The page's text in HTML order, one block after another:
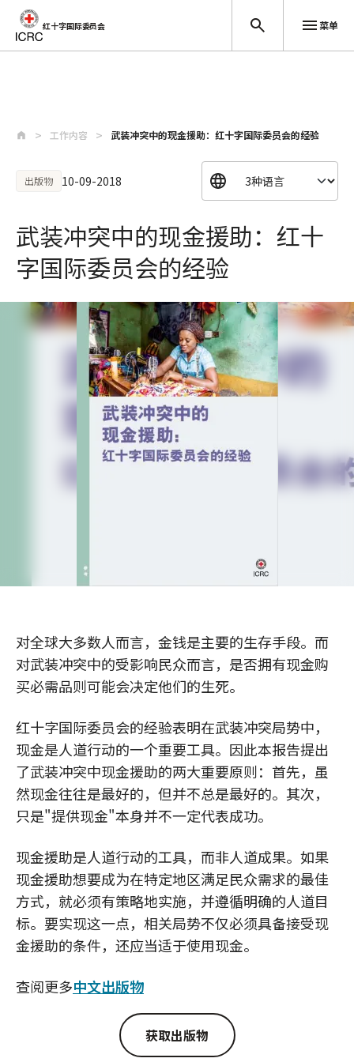
红十字国际委员会 菜单
工作内容 武装冲突中的现金援助：红十字国际委员会的经验
出版物 10-09-2018
武装冲突中的现金援助：红十
字国际委员会的经验
对全球大多数人而言，金钱是主要的生存手段。而
对武装冲突中的受影响民众而言，是否拥有现金购
买必需品则可能会决定他们的生死。
红十字国际委员会的经验表明在武装冲突局势中，
现金是人道行动的一个重要工具。因此本报告提出
了武装冲突中现金援助的两大重要原则：首先，虽
然现金往往是最好的，但并不总是最好的。其次，
只是"提供现金"本身并不一定代表成功。
现金援助是人道行动的工具，而非人道成果。如果
现金援助想要成为在特定地区满足民众需求的最佳
方式，就必须有策略地实施，并遵循明确的人道目
标。要实现这一点，相关局势不仅必须具备接受现
金援助的条件，还应当适于使用现金。
查阅更多中文出版物
获取出版物